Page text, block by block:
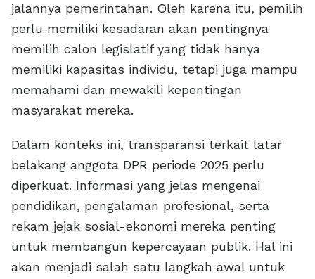
jalannya pemerintahan. Oleh karena itu, pemilih
perlu memiliki kesadaran akan pentingnya
memilih calon legislatif yang tidak hanya
memiliki kapasitas individu, tetapi juga mampu
memahami dan mewakili kepentingan
masyarakat mereka.
Dalam konteks ini, transparansi terkait latar
belakang anggota DPR periode 2025 perlu
diperkuat. Informasi yang jelas mengenai
pendidikan, pengalaman profesional, serta
rekam jejak sosial-ekonomi mereka penting
untuk membangun kepercayaan publik. Hal ini
akan menjadi salah satu langkah awal untuk